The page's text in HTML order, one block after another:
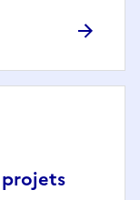
projets